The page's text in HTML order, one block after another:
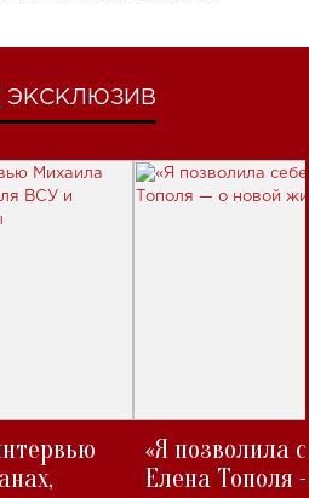
ЭКСКЛЮЗИВ
«Я позволила
Елена Тополя